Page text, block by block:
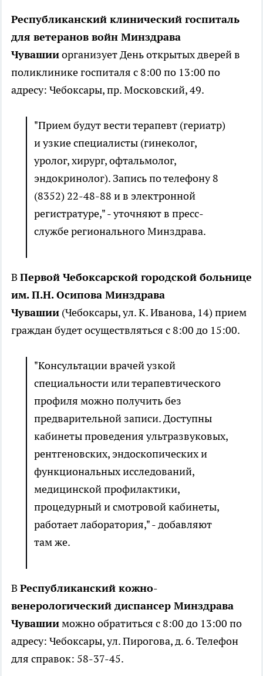
Республиканский клинический госпиталь
для ветеранов войн Минздрава
Чувашииорганизует День открытых дверей в
поликлинике госпиталя с 8:00 по 13:00 по
адресу: Чебоксары, пр. Московский, 49.
"Прием будут вести терапевт (гериатр)
и узкие специалисты (гинеколог,
уролог, хирург, офтальмолог,
эндокринолог). Запись по телефону 8
(8352) 22-48-88 и в электронной
регистратуре," - уточняют в пресс-
службе регионального Минздрава.
В Первой Чебоксарской городской больнице
им. П.Н. Осипова Минздрава
Чувашии (Чебоксары, ул. К. Иванова, 14) прием
граждан будет осуществляться с 8:00 до 15:00.
"Консультации врачей узкой
специальности или терапевтического
профиля можно получить без
предварительной записи. Доступны
кабинеты проведения ультразвуковых,
рентгеновских, эндоскопических и
функциональных исследований,
медицинской профилактики,
процедурный и смотровой кабинеты,
работает лаборатория," - добавляют
там же.
В Республиканский кожно-
венерологический диспансер Минздрава
Чувашииможно обратиться с 8:00 до 13:00 по
адресу: Чебоксары, ул. Пирогова, д. 6. Телефон
для справок: 58-37-45.